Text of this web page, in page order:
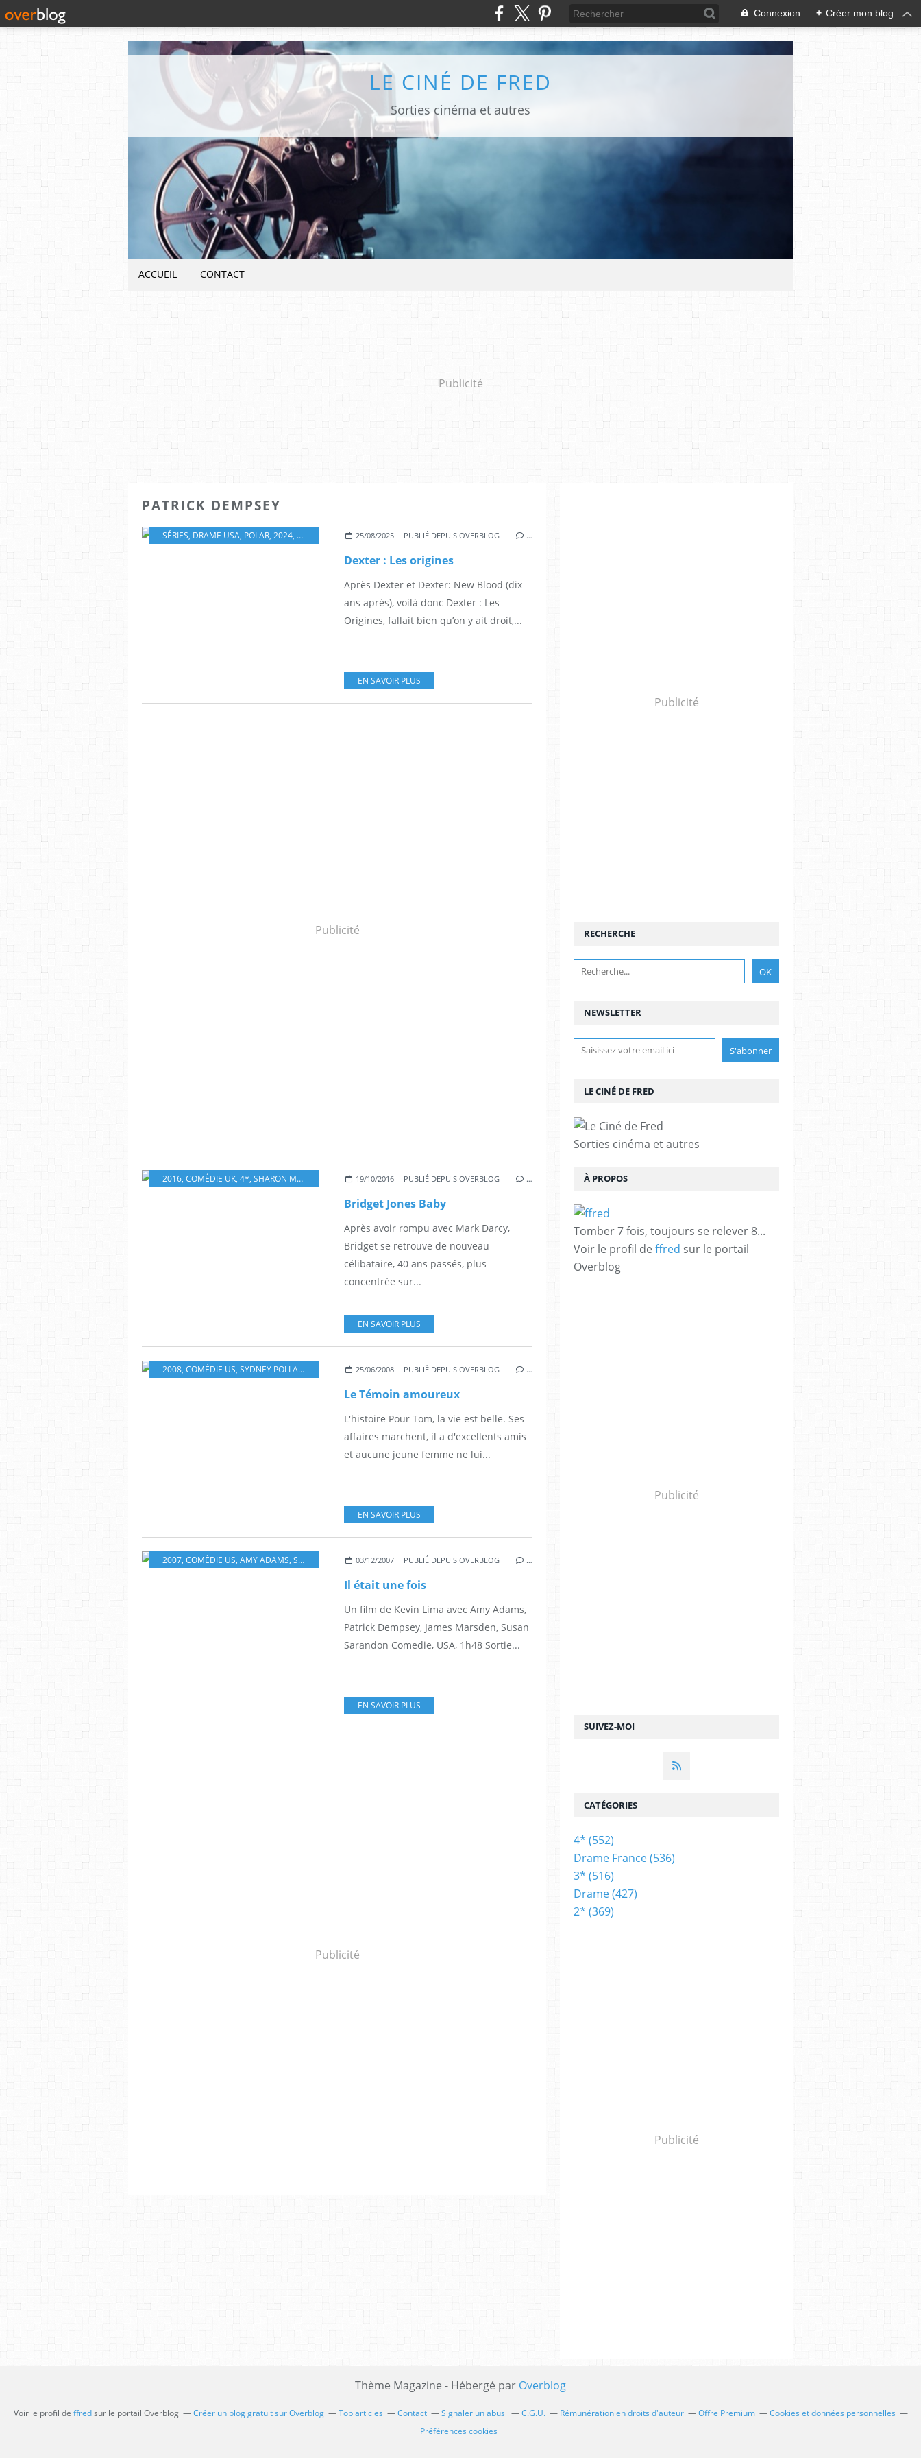
Connexion + Créer mon blog
LE CINÉ DE FRED
Sorties cinéma et autres
ACCUEIL CONTACT
Publicité
PATRICK DEMPSEY
SÉRIES, DRAME USA, POLAR, 2024, 4* PATRICK GIBSON,CHRISTIAN SLATER,MOLLY BROWN ,PATRICK DEMPSEY
25/08/2025 PUBLIÉ DEPUIS OVERBLOG …
Dexter : Les origines
Après Dexter et Dexter: New Blood (dix
ans après), voilà donc Dexter : Les
Origines, fallait bien qu’on y ait droit,...
EN SAVOIR PLUS
Publicité
2016, COMÉDIE UK, 4*, SHARON MAGUIRE RENÉE ZELLWEGER ,COLIN FIRTH,PATRICK DEMPSEY JIM BROADBENT,EMMA THOMPSON CELIA IMRIE
19/10/2016 PUBLIÉ DEPUIS OVERBLOG …
Bridget Jones Baby
Après avoir rompu avec Mark Darcy,
Bridget se retrouve de nouveau
célibataire, 40 ans passés, plus
concentrée sur...
EN SAVOIR PLUS
2008, COMÉDIE US, SYDNEY POLLACK PATRICK DEMPSEY
25/06/2008 PUBLIÉ DEPUIS OVERBLOG …
Le Témoin amoureux
L'histoire Pour Tom, la vie est belle. Ses
affaires marchent, il a d'excellents amis
et aucune jeune femme ne lui...
EN SAVOIR PLUS
2007, COMÉDIE US, AMY ADAMS, SUSAN SARANDON ,4*,DISNEY,PATRICK DEMPSEY
03/12/2007 PUBLIÉ DEPUIS OVERBLOG …
Il était une fois
Un film de Kevin Lima avec Amy Adams,
Patrick Dempsey, James Marsden, Susan
Sarandon Comedie, USA, 1h48 Sortie...
EN SAVOIR PLUS
Publicité
Publicité
NEWSLETTER
SUIVEZ-MOI
RECHERCHE
LE CINÉ DE FRED
Sorties cinéma et autres
À PROPOS
Tomber 7 fois, toujours se relever 8...
Voir le profil de ffred sur le portail
Overblog
Publicité
CATÉGORIES
4* (552)
Drame France(536)
3* (516)
Drame(427)
2* (369)
Publicité
Thème Magazine - Hébergé par Overblog
Voir le profil de ffredsur le portail Overblog Créer un blog gratuit sur Overblog Top articles Contact Signaler un abus C.G.U. Rémunération en droits d'auteur Offre Premium
Cookies et données personnelles
Préférences cookies